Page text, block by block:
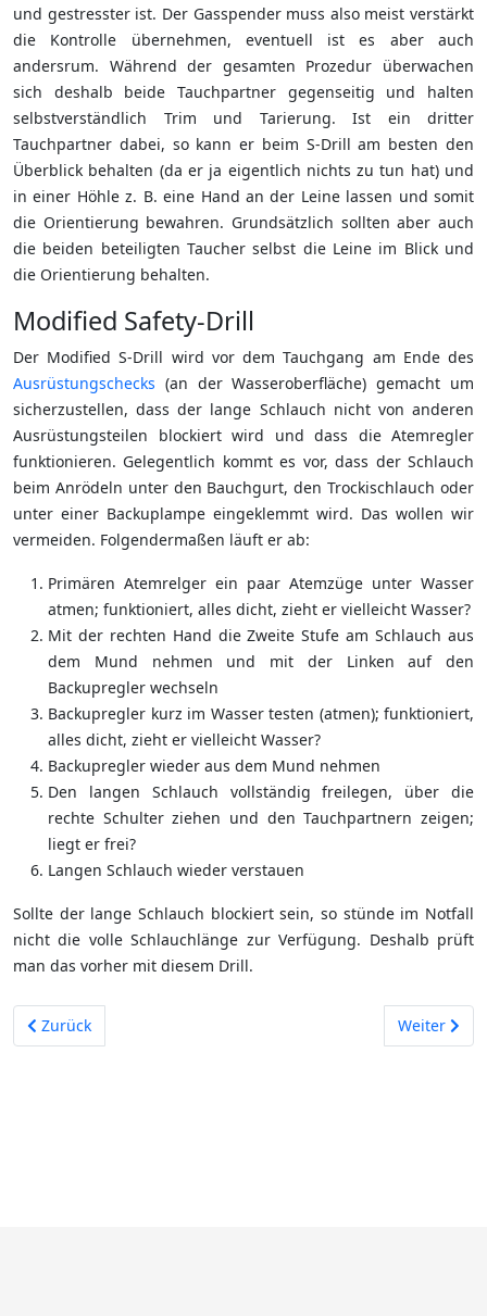
und gestresster ist. Der Gasspender muss also meist verstärkt
die Kontrolle übernehmen, eventuell ist es aber auch
andersrum. Während der gesamten Prozedur überwachen
sich deshalb beide Tauchpartner gegenseitig und halten
selbstverständlich Trim und Tarierung. Ist ein dritter
Tauchpartner dabei, so kann er beim S-Drill am besten den
Überblick behalten (da er ja eigentlich nichts zu tun hat) und
in einer Höhle z. B. eine Hand an der Leine lassen und somit
die Orientierung bewahren. Grundsätzlich sollten aber auch
die beiden beteiligten Taucher selbst die Leine im Blick und
die Orientierung behalten.
Modified Safety-Drill
Der Modified S-Drill wird vor dem Tauchgang am Ende des
Ausrüstungschecks (an der Wasseroberfläche) gemacht um
sicherzustellen, dass der lange Schlauch nicht von anderen
Ausrüstungsteilen blockiert wird und dass die Atemregler
funktionieren. Gelegentlich kommt es vor, dass der Schlauch
beim Anrödeln unter den Bauchgurt, den Trockischlauch oder
unter einer Backuplampe eingeklemmt wird. Das wollen wir
vermeiden. Folgendermaßen läuft er ab:
Primären Atemrelger ein paar Atemzüge unter Wasser
atmen; funktioniert, alles dicht, zieht er vielleicht Wasser?
Mit der rechten Hand die Zweite Stufe am Schlauch aus
dem Mund nehmen und mit der Linken auf den
Backupregler wechseln
Backupregler kurz im Wasser testen (atmen); funktioniert,
alles dicht, zieht er vielleicht Wasser?
Backupregler wieder aus dem Mund nehmen
Den langen Schlauch vollständig freilegen, über die
rechte Schulter ziehen und den Tauchpartnern zeigen;
liegt er frei?
Langen Schlauch wieder verstauen
Sollte der lange Schlauch blockiert sein, so stünde im Notfall
nicht die volle Schlauchlänge zur Verfügung. Deshalb prüft
man das vorher mit diesem Drill.
Vorheriger Beitrag: Kommunikation
Zurück Nächster
Weiter